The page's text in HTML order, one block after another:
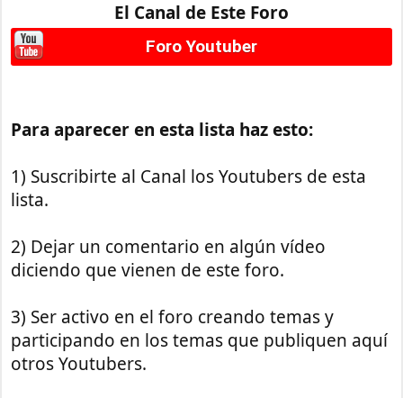
El Canal de Este Foro
Foro Youtuber
Para aparecer en esta lista haz esto:
1) Suscribirte al Canal los Youtubers de esta
lista.
2) Dejar un comentario en algún vídeo
diciendo que vienen de este foro.
3) Ser activo en el foro creando temas y
participando en los temas que publiquen aquí
otros Youtubers.